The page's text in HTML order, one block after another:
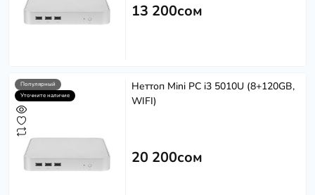
13 200сом
Популярный
Уточните наличие
Неттоп Mini PC i3 5010U (8+120GB,
WIFI)
20 200сом